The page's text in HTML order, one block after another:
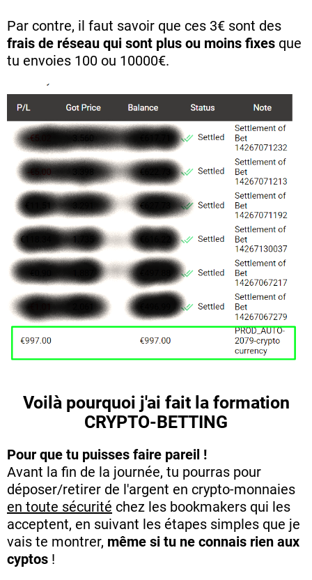
Par contre, il faut savoir que ces 3€ sont des
frais de réseau qui sont plus ou moins fixes que
tu envoies 100 ou 10000€.
Voilà pourquoi j'ai fait la formation
CRYPTO-BETTING
Pour que tu puisses faire pareil !
Avant la fin de la journée, tu pourras pour
déposer/retirer de l'argent en crypto-monnaies
en toute sécurité chez les bookmakers qui les
acceptent, en suivant les étapes simples que je
vais te montrer, même si tu ne connais rien aux
cyptos !